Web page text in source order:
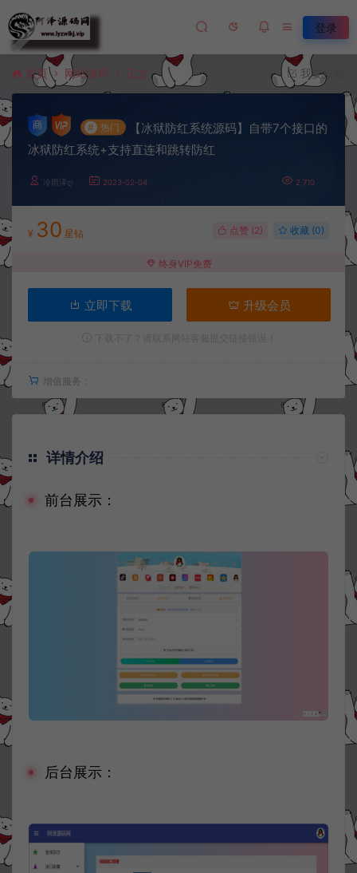
登录
首页 网站源码 正文 我要投稿
# 热门
【冰狱防红系统源码】自带7个接口的
冰狱防红系统+支持直连和跳转防红
冷雨泽ღ 2023-02-04 2,710
¥ 30 星钻 点赞 (2) 收藏 (0)
终身VIP免费
立即下载 升级会员
增值服务：
详情介绍
前台展示：
后台展示：